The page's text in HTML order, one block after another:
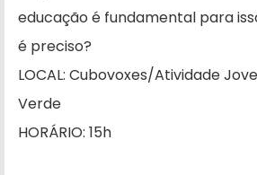
educação é fundamental para
é preciso?
LOCAL: Cubovoxes/Atividade
Verde
HORÁRIO: 15h